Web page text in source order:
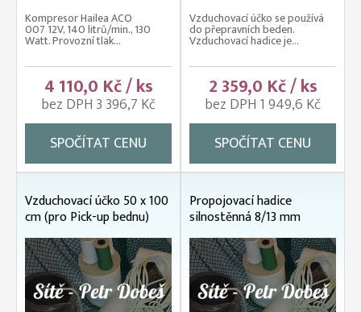
Kompresor Hailea ACO
007 12V, 140 litrů/min., 130
Watt. Provozní tlak...
4 110,0 Kč / ks
bez DPH 3 396,7 Kč
SPOČÍTAT CENU
Vzduchovací účko se používá
do přepravních beden.
Vzduchovací hadice je...
2 359,0 Kč / ks
bez DPH 1 949,6 Kč
SPOČÍTAT CENU
Vzduchovací účko 50 x 100
cm (pro Pick-up bednu)
Propojovací hadice
silnostěnná 8/13 mm